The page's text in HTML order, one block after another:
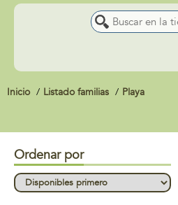
Inicio Listado familias Playa
Ordenar por